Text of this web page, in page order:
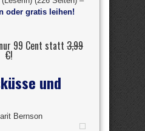
oder gratis leihen!
99 Cent statt 3,99
€!
und
Bernson